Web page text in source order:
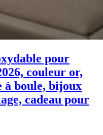
pour
couleur or,
à boule, bijoux
cadeau pour